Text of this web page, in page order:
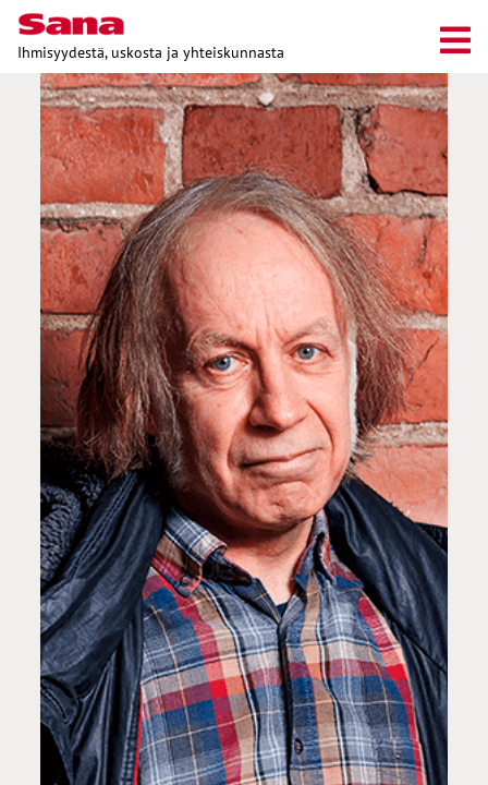
Ihmisyydestä, uskosta ja yhteiskunnasta